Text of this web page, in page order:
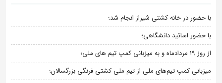
با حضور در خانه کشتی شیراز انجام شد؛
با حضور اساتید دانشگاهی؛
از روز 19 مردادماه و به میزبانی کمپ تیم های ملی؛
میزبانی کمپ تیم‌های ملی از تیم ملی کشتی فرنگی بزرگسالان؛